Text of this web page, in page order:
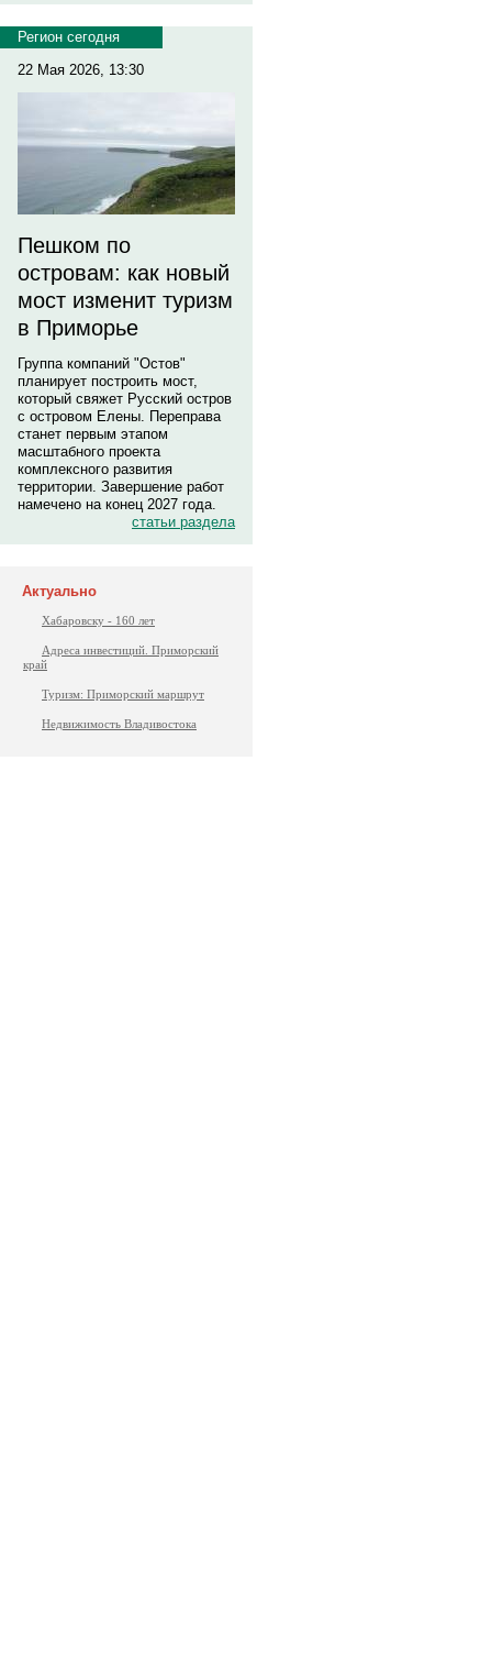
Регион сегодня
22 Мая 2026, 13:30
Пешком по
островам: как новый
мост изменит туризм
в Приморье
Группа компаний "Остов"
планирует построить мост,
который свяжет Русский остров
с островом Елены. Переправа
станет первым этапом
масштабного проекта
комплексного развития
территории. Завершение работ
намечено на конец 2027 года.
статьи раздела
Актуально
Хабаровску - 160 лет
Адреса инвестиций. Приморский
край
Туризм: Приморский маршрут
Недвижимость Владивостока